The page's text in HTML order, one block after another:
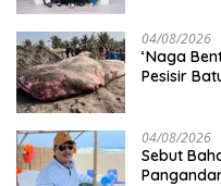
04/08/2026
‘Naga
Pesisir
04/08/2026
Sebut